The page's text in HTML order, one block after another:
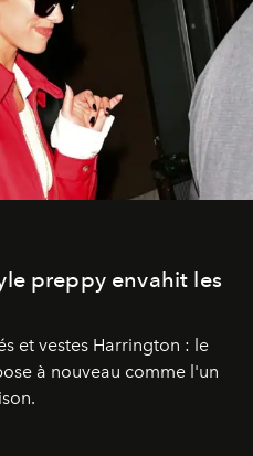
preppy envahit les
et vestes Harrington : le
à nouveau comme l'un